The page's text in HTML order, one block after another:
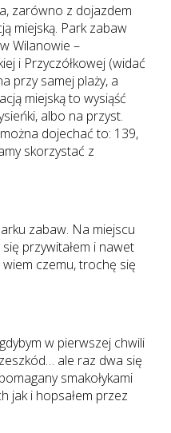
zarówno z dojazdem
miejską. Park zabaw
Wilanowie –
i Przyczółkowej (widać
przy samej plaży, a
miejską to wysiąść
albo na przyst.
dojechać to: 139,
skorzystać z
zabaw. Na miejscu
przywitałem i nawet
czemu, trochę się
w pierwszej chwili
ale raz dwa się
smakołykami
jak i hopsałem przez